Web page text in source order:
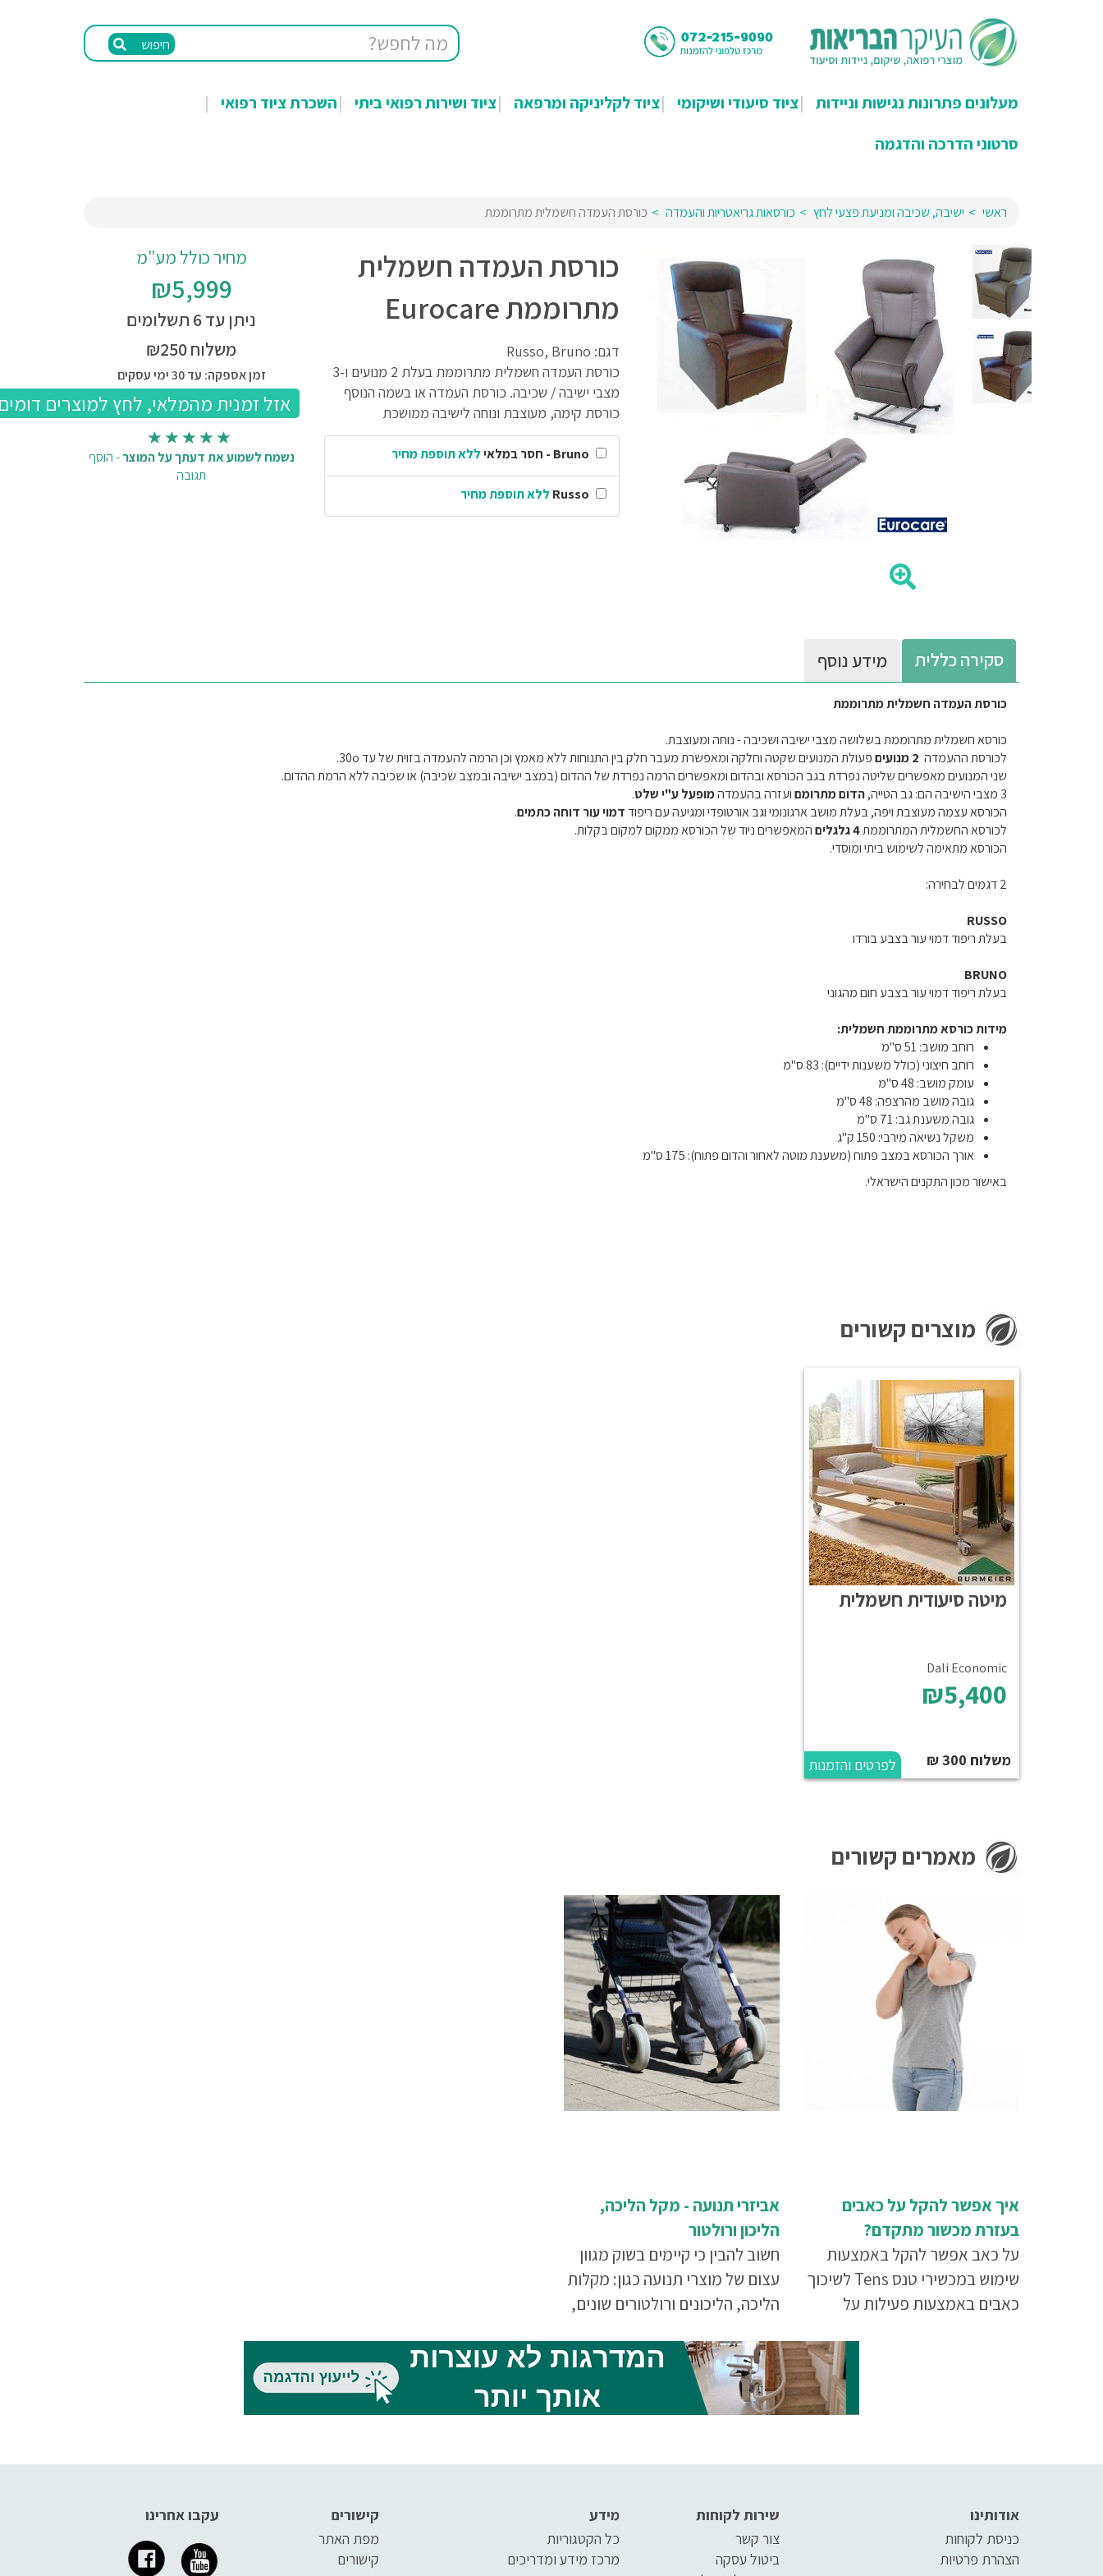
חיפוש
מעלונים פתרונות נגישות וניידות ציוד סיעודי ושיקומי ציוד לקליניקה ומרפאה ציוד ושירות רפואי ביתי
השכרת ציוד רפואי
סרטוני הדרכה והדגמה
ראשי ישיבה, שכיבה ומניעת פצעי לחץ כורסאות גריאטריות והעמדה כורסת העמדה חשמלית מתרוממת
כורסת העמדה חשמלית
מתרוממת Eurocare
דגם: Russo, Bruno
כורסת העמדה חשמלית מתרוממת בעלת 2 מנועים ו-3
מצבי ישיבה / שכיבה. כורסת העמדה או בשמה הנוסף
כורסת קימה, מעוצבת ונוחה לישיבה ממושכת
ללא תוספת מחיר
ללא תוספת מחיר
מחיר כולל מע"מ
₪5,999
ניתן עד 6 תשלומים
משלוח ₪250
זמן אספקה: עד 30 ימי עסקים
נשמח לשמוע את דעתך על המוצר-הוסף
תגובה
סקירה כללית מידע נוסף
כורסת העמדה חשמלית מתרוממת
כורסא חשמלית מתרוממת בשלושה מצבי ישיבה ושכיבה - נוחה ומעוצבת.
לכורסת ההעמדה 2 מנועים
פעולת המנועים שקטה וחלקה ומאפשרת מעבר חלק בין התנוחות ללא מאמץ וכן הרמה להעמדה בזוית של עד 30o.
שני המנועים מאפשרים שליטה נפרדת בגב הכורסא ובהדום ומאפשרים הרמה נפרדת של ההדום (במצב ישיבה ובמצב שכיבה) או שכיבה ללא הרמת ההדום.
3 מצבי הישיבה הם: גב הטייה,
הדום מתרומםועזרה בהעמדהמופעל ע"י שלט.
הכורסא עצמה מעוצבת ויפה, בעלת מושב ארגונומי וגב אורטופדי ומגיעה עם ריפודדמוי עור דוחה כתמים.
לכורסא החשמלית המתרוממת
המאפשרים ניוד של הכורסא ממקום למקום בקלות.
הכורסא מתאימה לשימוש ביתי ומוסדי.
2 דגמים לבחירה:
RUSSO
בעלת ריפוד דמוי עור בצבע בורדו
BRUNO
בעלת ריפוד דמוי עור בצבע חום מהגוני
מידות כורסא מתרוממת חשמלית:
רוחב מושב: 51 ס"מ
רוחב חיצוני (כולל משענות ידיים): 83 ס"מ
עומק מושב: 48 ס"מ
גובה מושב מהרצפה: 48 ס"מ
גובה משענת גב: 71 ס"מ
משקל נשיאה מירבי: 150 ק"ג
אורך הכורסא במצב פתוח (משענת מוטה לאחור והדום פתוח): 175 ס"מ
באישור מכון התקנים הישראלי.
מוצרים קשורים
מיטה סיעודית חשמלית
Dali Economic
₪5,400
משלוח 300 ₪ לפרטים והזמנות
מאמרים קשורים
איך אפשר להקל על כאבים
בעזרת מכשור מתקדם?
על כאב אפשר להקל באמצעות
שימוש במכשירי טנס Tens לשיכוך
כאבים באמצעות פעילות על
באמצעות מכשיר E.M.S לפעילות
אביזרי תנועה - מקל הליכה,
הליכון ורולטור
חשוב להבין כי קיימים בשוק מגוון
עצום של מוצרי תנועה כגון: מקלות
הליכה, הליכונים ורולטורים שונים,
המשתמש חיונית ביותר מצורף
מאמר הסבר קצר על כל אחד
מהאביזרים.
עקבו אחרינו
קישורים
מפת האתר
קישורים
מידע
כל הקטגוריות
מרכז מידע ומדריכים
שירות לקוחות
צור קשר
ביטול עסקה
אודותינו
כניסת לקוחות
הצהרת פרטיות